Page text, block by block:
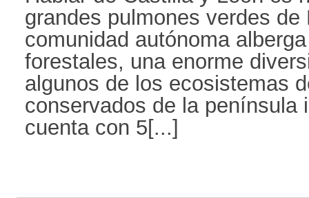
grandes pulmones verdes
comunidad autónoma
forestales, una enorme
algunos de los ecosistemas
conservados de la península
cuenta con 5[...]